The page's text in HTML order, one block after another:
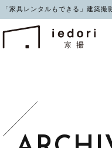
「家具レンタルもできる」建築撮